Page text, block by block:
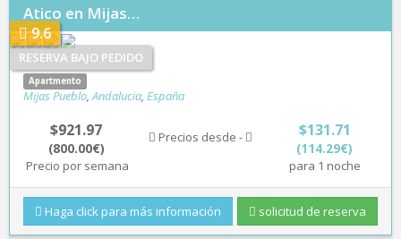
Atico en Mijas…
RESERVA BAJO PEDIDO
9.6
Apartmento
Mijas Pueblo,Andalucia, España
$921.97
(800.00€)
Precio por semana
Precios desde - $131.71
(114.29€)
para 1 noche
solicitud de reserva
Haga click para más información